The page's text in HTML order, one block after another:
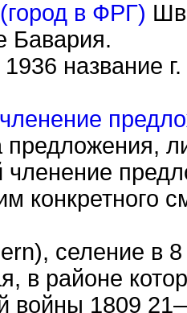
в ФРГ)
Бавария.
1936 название
предложения,
конкретного
селение в
в районе
войны 1809